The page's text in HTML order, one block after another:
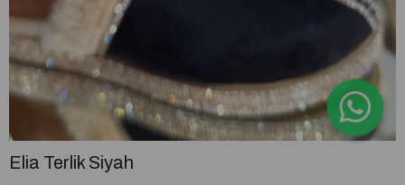
Elia Terlik Siyah